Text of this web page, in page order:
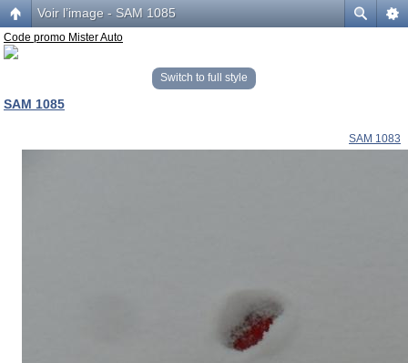
Voir l’image - SAM 1085
Code promo Mister Auto
Switch to full style
SAM 1085
SAM 1083